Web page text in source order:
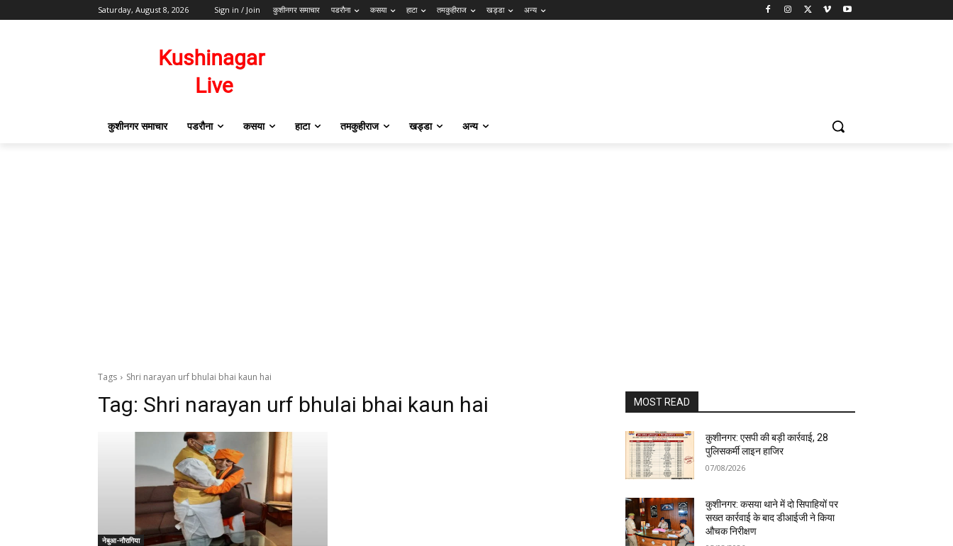
Saturday, August 8, 2026 Sign in / Join कुशीनगर समाचार पडरौना कसया हाटा तमकुहीराज खड्डा अन्य
कुशीनगर समाचार पडरौना कसया हाटा तमकुहीराज खड्डा अन्य
Tags Shri narayan urf bhulai bhai kaun hai
Tag: Shri narayan urf bhulai bhai kaun hai
नेबुआ-नौरागिया
MOST READ
कुशीनगर: एसपी की बड़ी कार्रवाई, 28
पुलिसकर्मी लाइन हाजिर
07/08/2026
कुशीनगर: कसया थाने में दो सिपाहियों पर
सख्त कार्रवाई के बाद डीआईजी ने किया
औचक निरीक्षण